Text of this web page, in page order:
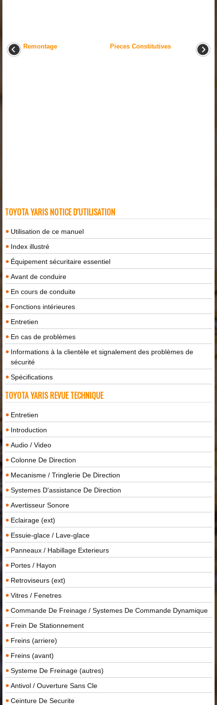
Remontage Pieces Constitutives
TOYOTA YARIS NOTICE D'UTILISATION
Utilisation de ce manuel
Index illustré
Équipement sécuritaire essentiel
Avant de conduire
En cours de conduite
Fonctions intérieures
Entretien
En cas de problèmes
Informations à la clientèle et signalement des problèmes de
sécurité
Spécifications
TOYOTA YARIS REVUE TECHNIQUE
Entretien
Introduction
Audio / Video
Colonne De Direction
Mecanisme / Tringlerie De Direction
Systemes D'assistance De Direction
Avertisseur Sonore
Eclairage (ext)
Essuie-glace / Lave-glace
Panneaux / Habillage Exterieurs
Portes / Hayon
Retroviseurs (ext)
Vitres / Fenetres
Commande De Freinage / Systemes De Commande Dynamique
Frein De Stationnement
Freins (arriere)
Freins (avant)
Systeme De Freinage (autres)
Antivol / Ouverture Sans Cle
Ceinture De Securite